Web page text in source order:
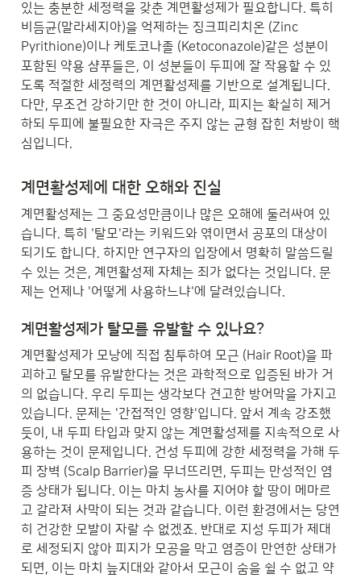
있는 충분한 세정력을 갖춘 계면활성제가 필요합니다. 특히
비듬균(말라세지아)을 억제하는 징크피리치온 (Zinc
Pyrithione)이나 케토코나졸 (Ketoconazole)같은 성분이
포함된 약용 샴푸들은, 이 성분들이 두피에 잘 작용할 수 있
도록 적절한 세정력의 계면활성제를 기반으로 설계됩니다.
다만, 무조건 강하기만 한 것이 아니라, 피지는 확실히 제거
하되 두피에 불필요한 자극은 주지 않는 균형 잡힌 처방이 핵
심입니다.
계면활성제에 대한 오해와 진실
계면활성제는 그 중요성만큼이나 많은 오해에 둘러싸여 있
습니다. 특히 '탈모'라는 키워드와 엮이면서 공포의 대상이
되기도 합니다. 하지만 연구자의 입장에서 명확히 말씀드릴
수 있는 것은, 계면활성제 자체는 죄가 없다는 것입니다. 문
제는 언제나 '어떻게 사용하느냐'에 달려있습니다.
계면활성제가 탈모를 유발할 수 있나요?
계면활성제가 모낭에 직접 침투하여 모근 (Hair Root)을 파
괴하고 탈모를 유발한다는 것은 과학적으로 입증된 바가 거
의 없습니다. 우리 두피는 생각보다 견고한 방어막을 가지고
있습니다. 문제는 '간접적인 영향'입니다. 앞서 계속 강조했
듯이, 내 두피 타입과 맞지 않는 계면활성제를 지속적으로 사
용하는 것이 문제입니다. 건성 두피에 강한 세정력을 가해 두
피 장벽 (Scalp Barrier)을 무너뜨리면, 두피는 만성적인 염
증 상태가 됩니다. 이는 마치 농사를 지어야 할 땅이 메마르
고 갈라져 사막이 되는 것과 같습니다. 이런 환경에서는 당연
히 건강한 모발이 자랄 수 없겠죠. 반대로 지성 두피가 제대
로 세정되지 않아 피지가 모공을 막고 염증이 만연한 상태가
되면, 이는 마치 늪지대와 같아서 모근이 숨을 쉴 수 없고 약